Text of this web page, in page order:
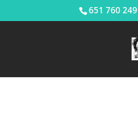
651 760 249